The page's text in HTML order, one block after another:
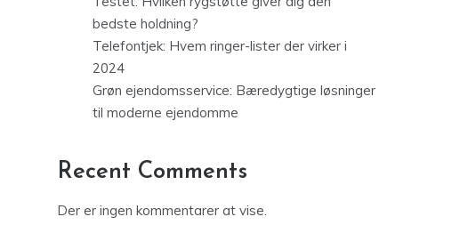
bedste holdning?
Telefontjek: Hvem ringer-lister der virker i
2024
Grøn ejendomsservice: Bæredygtige løsninger
til moderne ejendomme
Recent Comments
Der er ingen kommentarer at vise.